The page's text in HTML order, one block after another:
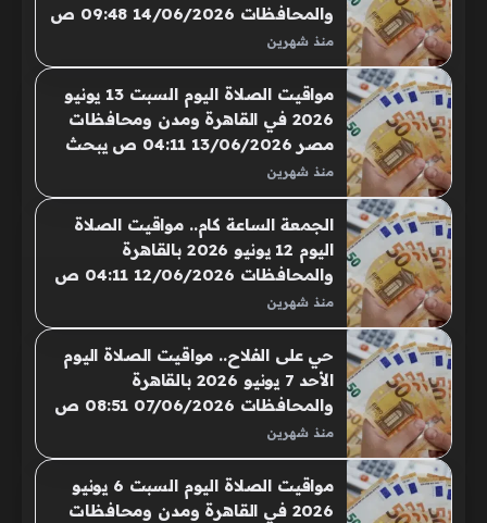
والمحافظات 14/06/2026 09:48 ص
يبحث المسلمون في القاهرة
والمحافظات عن مواقيت الصلاة،
حرصًا منهم على أداء الفريضة في
أوقاتها الصحيحة، حيث أعلنت الهيئة
العامة للمساحة عن مواقيت الصلاة
منذ شهرين
مواقيت الصلاة اليوم السبت 13 يونيو
2026 في القاهرة ومدن ومحافظات
مصر 13/06/2026 04:11 ص يبحث
المسلمون في القاهرة والمحافظات،
عن مواقيت الصلاة، حرصًا منهم على
أداء الفريضة في أوقاتها الصحيحة،
حيث أعلنتِ الهيئة العامة للمساحة عن
مواقيت الصلاة
منذ شهرين
الجمعة الساعة كام.. مواقيت الصلاة
اليوم 12 يونيو 2026 بالقاهرة
والمحافظات 12/06/2026 04:11 ص
يبحث المسلمون في القاهرة
والمحافظات عن مواقيت الصلاة،
حرصًا منهم على أداء الفريضة في
أوقاتها الصحيحة، حيث أعلنتِ الهيئة
العامة للمساحة عن مواقيت الصلاة
في مصر
منذ شهرين
حي على الفلاح.. مواقيت الصلاة اليوم
الأحد 7 يونيو 2026 بالقاهرة
والمحافظات 07/06/2026 08:51 ص
يبحث المسلمون في القاهرة
والمحافظات عن مواقيت الصلاة،
حرصًا منهم على أداء الفريضة في
أوقاتها الصحيحة
منذ شهرين
مواقيت الصلاة اليوم السبت 6 يونيو
2026 في القاهرة ومدن ومحافظات